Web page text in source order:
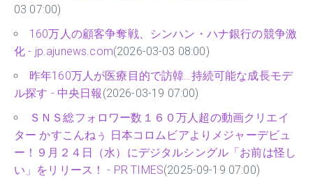
03 07:00)
160万人の顧客争奪戦、シンハン・ハナ銀行の競争激
化 - jp.ajunews.com(2026-03-03 08:00)
昨年160万人が医療目的で訪韓…持続可能な成長モデ
ル探す - 中央日報 (2026-03-19 07:00)
ＳＮＳ総フォロワー数１６０万人超の動画クリエイ
ター かすこんねぅ 日本コロムビアよりメジャーデビュ
ー！９月２４日（水）にデジタルシングル「お前は怪し
い」をリリース！ - PR TIMES(2025-09-19 07:00)